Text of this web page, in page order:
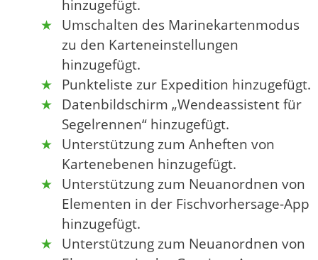
hinzugefügt.
Umschalten des Marinekartenmodus
zu den Karteneinstellungen
hinzugefügt.
Punkteliste zur Expedition hinzugefügt.
Datenbildschirm „Wendeassistent für
Segelrennen“ hinzugefügt.
Unterstützung zum Anheften von
Kartenebenen hinzugefügt.
Unterstützung zum Neuanordnen von
Elementen in der Fischvorhersage-App
hinzugefügt.
Unterstützung zum Neuanordnen von